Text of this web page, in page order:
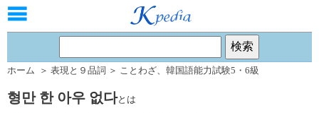
ホーム ＞ 表現と９品詞 ＞ ことわざ、 韓国語能力試験5・6級
형만 한 아우 없다とは